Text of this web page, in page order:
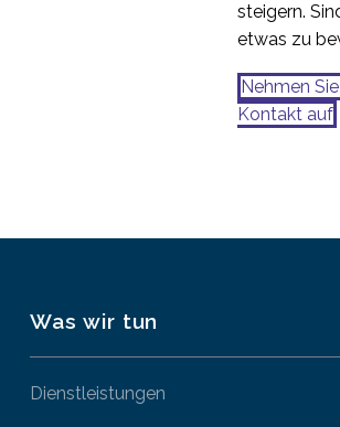
steigern.
etwas zu
Nehmen
Kontakt auf
Was wir tun
Dienstleistungen